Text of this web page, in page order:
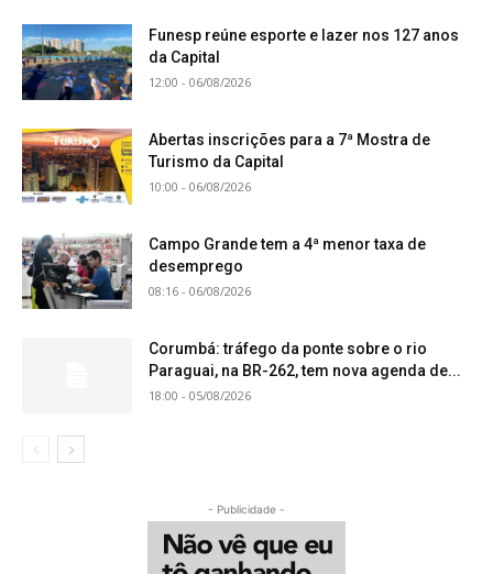
Funesp reúne esporte e lazer nos 127 anos
da Capital
12:00 - 06/08/2026
Abertas inscrições para a 7ª Mostra de
Turismo da Capital
10:00 - 06/08/2026
Campo Grande tem a 4ª menor taxa de
desemprego
08:16 - 06/08/2026
Corumbá: tráfego da ponte sobre o rio
Paraguai, na BR-262, tem nova agenda de...
18:00 - 05/08/2026
- Publicidade -